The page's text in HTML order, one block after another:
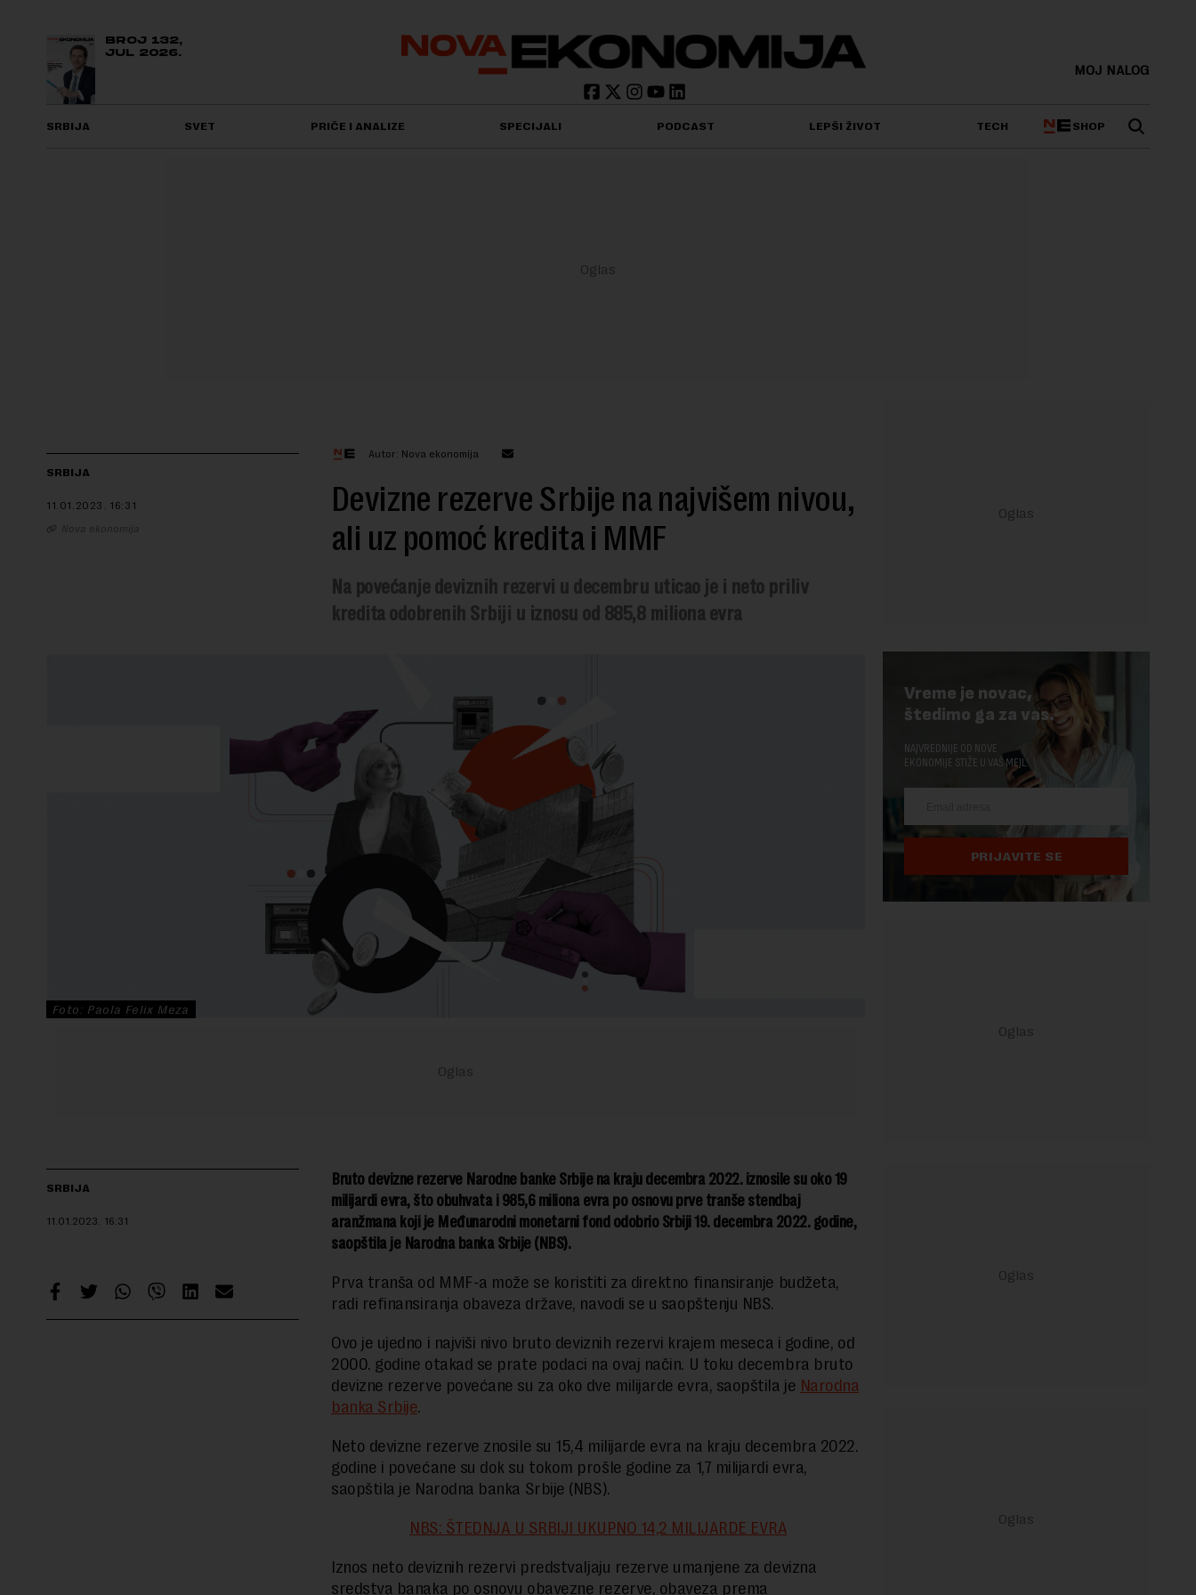
BROJ 132,
JUL 2026.
MOJ NALOG
SRBIJA SVET PRIČE I ANALIZE SPECIJALI PODCAST LEPŠI ŽIVOT TECH SHOP
SRBIJA
11.01.2023. 16:31
Nova ekonomija
Autor: Nova ekonomija
Devizne rezerve Srbije na najvišem nivou,
ali uz pomoć kredita i MMF
Na povećanje deviznih rezervi u decembru uticao je i neto priliv
kredita odobrenih Srbiji u iznosu od 885,8 miliona evra
Foto: Paola Felix Meza
SRBIJA
11.01.2023. 16:31
Bruto devizne rezerve Narodne banke Srbije na kraju decembra 2022. iznosile su oko 19
milijardi evra, što obuhvata i 985,6 miliona evra po osnovu prve tranše stendbaj
aranžmana koji je Međunarodni monetarni fond odobrio Srbiji 19. decembra 2022. godine,
saopštila je Narodna banka Srbije (NBS).
Prva tranša od MMF-a može se koristiti za direktno finansiranje budžeta,
radi refinansiranja obaveza države, navodi se u saopštenju NBS.
Ovo je ujedno i najviši nivo bruto deviznih rezervi krajem meseca i godine, od
2000. godine otakad se prate podaci na ovaj način. U toku decembra bruto
devizne rezerve povećane su za oko dve milijarde evra, saopštila je Narodna
banka Srbije.
Neto devizne rezerve znosile su 15,4 milijarde evra na kraju decembra 2022.
godine i povećane su dok su tokom prošle godine za 1,7 milijardi evra,
saopštila je Narodna banka Srbije (NBS).
NBS: ŠTEDNJA U SRBIJI UKUPNO 14,2 MILIJARDE EVRA
Iznos neto deviznih rezervi predstvaljaju rezerve umanjene za devizna
sredstva banaka po osnovu obavezne rezerve, obaveza prema
Vreme je novac,
štedimo ga za vas.
NAJVREDNIJE OD NOVE
EKONOMIJE STIŽE U VAŠ MEJL.
PRIJAVITE SE